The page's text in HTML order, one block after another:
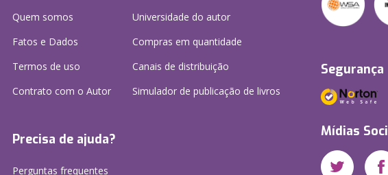
Quem somos
Fatos e Dados
Termos de uso
Contrato com o Autor
Universidade do autor
Compras em quantidade
Canais de distribuição
Simulador de publicação de livros
Precisa de ajuda?
Perguntas frequentes
Segurança
Mídias